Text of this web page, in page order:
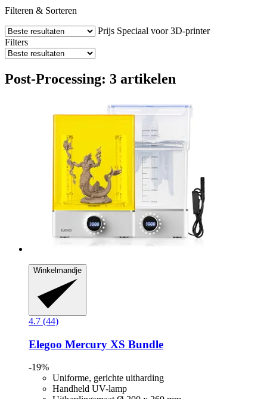
Filteren & Sorteren
Prijs Speciaal voor 3D-printer
Filters
Post-Processing: 3 artikelen
Winkelmandje
4.7 (44)
Elegoo Mercury XS Bundle
-19%
Uniforme, gerichte uitharding
Handheld UV-lamp